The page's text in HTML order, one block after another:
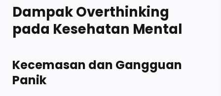
Dampak Overthinking
pada Kesehatan Mental
Kecemasan dan Gangguan
Panik